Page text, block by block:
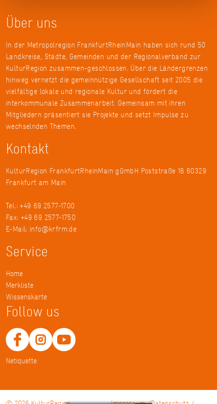
Über uns
In der Metropolregion FrankfurtRheinMain haben sich rund 50
Landkreise, Städte, Gemeinden und der Regionalverband zur
KulturRegion zusammen-geschlossen. Über die Ländergrenzen
hinweg vernetzt die gemeinnützige Gesellschaft seit 2005 die
vielfältige lokale und regionale Kultur und fördert die
interkommunale Zusammenarbeit. Gemeinsam mit ihren
Mitgliedern präsentiert sie Projekte und setzt Impulse zu
wechselnden Themen.
Kontakt
KulturRegion FrankfurtRheinMain gGmbH Poststraße 16 60329
Frankfurt am Main
Tel.: +49 69 2577-1700
Fax: +49 69 2577-1750
E-Mail: info@krfrm.de
Service
Home
Merkliste
Wissenskarte
Follow us
Netiquette